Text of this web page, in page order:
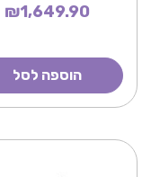
₪1,649.90
הוספה לסל